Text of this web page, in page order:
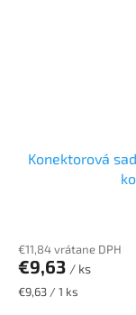
Konektorová
€11,84 vrátane DPH
€9,63 / ks
Jednotková
€9,63 / 1 ks